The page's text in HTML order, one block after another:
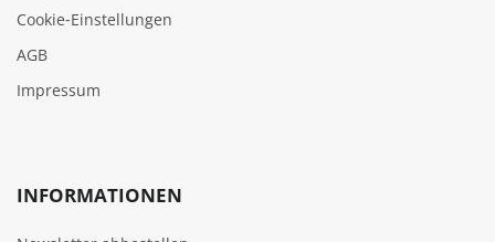
Cookie‑Einstellungen
AGB
Impressum
INFORMATIONEN